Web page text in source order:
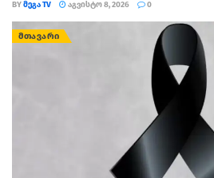
BYᲛᲔᲒᲐ TV ᲐᲒᲕᲘᲡᲢᲝ 8, 2026 0
ᲛᲗᲐᲕᲐᲠᲘ